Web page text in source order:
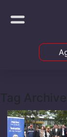
Tag